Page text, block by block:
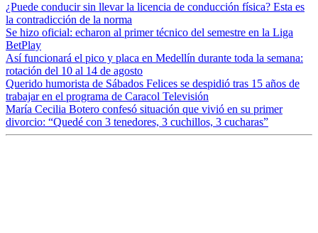
¿Puede conducir sin llevar la licencia de conducción física? Esta es
la contradicción de la norma
Se hizo oficial: echaron al primer técnico del semestre en la Liga
BetPlay
Así funcionará el pico y placa en Medellín durante toda la semana:
rotación del 10 al 14 de agosto
Querido humorista de Sábados Felices se despidió tras 15 años de
trabajar en el programa de Caracol Televisión
María Cecilia Botero confesó situación que vivió en su primer
divorcio: “Quedé con 3 tenedores, 3 cuchillos, 3 cucharas”